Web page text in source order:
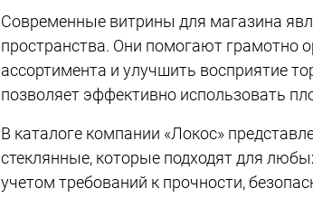
Современные витрины для магазина
пространства. Они помогают грамотно
ассортимента и улучшить восприятие
позволяет эффективно использовать
В каталоге компании «Локос»
стеклянные, которые подходят для
учетом требований к прочности,